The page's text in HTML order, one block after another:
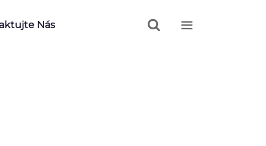
Nás  